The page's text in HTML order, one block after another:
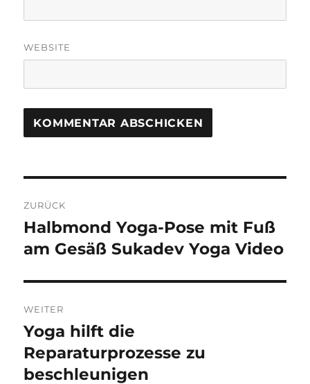
WEBSITE
R
A
T
:
ZURÜCK
Vorheriger
Beitrag:
Halbmond Yoga-Pose mit Fuß
am Gesäß Sukadev Yoga Video
WEITER
Nächster
Beitrag:
Yoga hilft die
Reparaturprozesse zu
beschleunigen